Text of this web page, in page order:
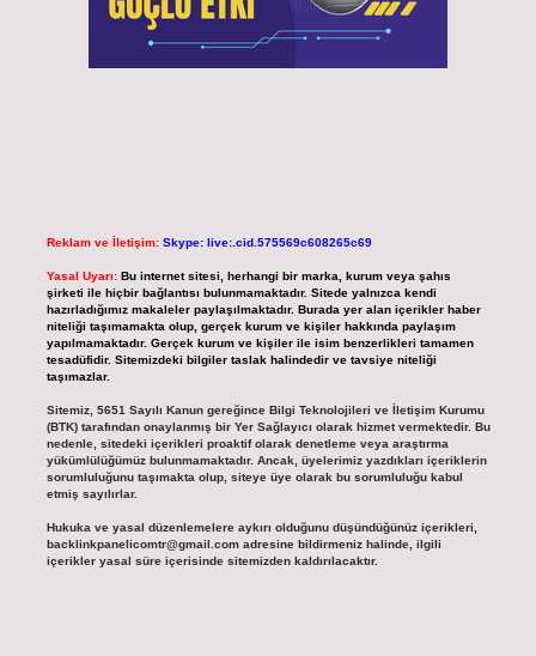
Reklam ve İletişim: Skype: live:.cid.575569c608265c69
Yasal Uyarı: Bu internet sitesi, herhangi bir marka, kurum veya şahıs
şirketi ile hiçbir bağlantısı bulunmamaktadır. Sitede yalnızca kendi
hazırladığımız makaleler paylaşılmaktadır. Burada yer alan içerikler haber
niteliği taşımamakta olup, gerçek kurum ve kişiler hakkında paylaşım
yapılmamaktadır. Gerçek kurum ve kişiler ile isim benzerlikleri tamamen
tesadüfidir. Sitemizdeki bilgiler taslak halindedir ve tavsiye niteliği
taşımazlar.
Sitemiz, 5651 Sayılı Kanun gereğince Bilgi Teknolojileri ve İletişim Kurumu
(BTK) tarafından onaylanmış bir Yer Sağlayıcı olarak hizmet vermektedir. Bu
nedenle, sitedeki içerikleri proaktif olarak denetleme veya araştırma
yükümlülüğümüz bulunmamaktadır. Ancak, üyelerimiz yazdıkları içeriklerin
sorumluluğunu taşımakta olup, siteye üye olarak bu sorumluluğu kabul
etmiş sayılırlar.
Hukuka ve yasal düzenlemelere aykırı olduğunu düşündüğünüz içerikleri,
backlinkpanelicomtr@gmail.comadresine bildirmeniz halinde, ilgili
içerikler yasal süre içerisinde sitemizden kaldırılacaktır.